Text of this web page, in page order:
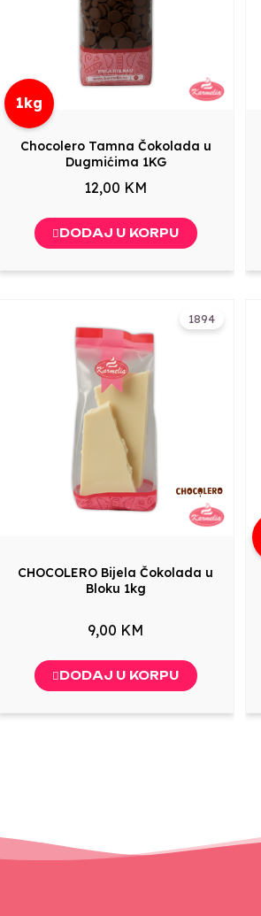
1kg
Chocolero Tamna Čokolada u
Dugmićima 1KG
12,00 KM
DODAJ U KORPU
1894
CHOCOLERO Bijela Čokolada u
Bloku 1kg
9,00 KM
DODAJ U KORPU